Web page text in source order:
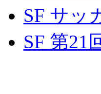
SF サッ
SF 第21